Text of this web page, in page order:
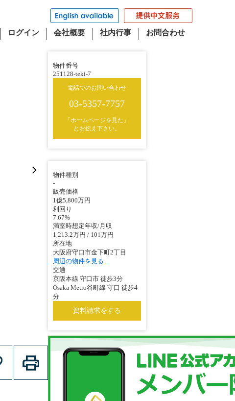
ログイン 会社概要 社内行事 お問合わせ
物件番号
251128-teki-7
電話でのお問い合わせ
03-5357-7757
「ホームページを見た」
とお伝え下さい。
物件種別
-
販売価格
1億5,800万円
利回り
7.67%
満室時想定年収/月収
1,213.2万円 / 101万円
所在地
大阪府守口市金下町2丁目
周辺の物件を見る
交通
京阪本線 守口市 徒歩3分
Osaka Metro谷町線 守口 徒歩4
分
資料請求をする